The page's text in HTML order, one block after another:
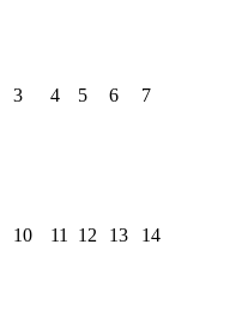
3 4 5 6 7
10 11 12 13 14